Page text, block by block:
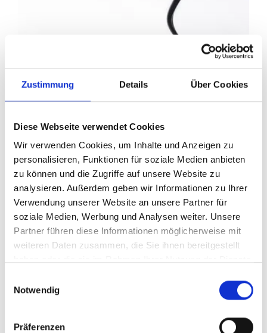
Zustimmung Details Über Cookies
Diese Webseite verwendet Cookies
Wir verwenden Cookies, um Inhalte und Anzeigen zu
personalisieren, Funktionen für soziale Medien anbieten
zu können und die Zugriffe auf unsere Website zu
analysieren. Außerdem geben wir Informationen zu Ihrer
Verwendung unserer Website an unsere Partner für
soziale Medien, Werbung und Analysen weiter. Unsere
Partner führen diese Informationen möglicherweise mit
weiteren Daten zusammen, die Sie ihnen bereitgestellt
Notwendig
Präferenzen
Ihr Partner für optimales
Sehen in Loxstedt
Als erster Ansprechpartner für das gute Sehen sind wir
als Augenoptiker in Loxstedt mehr als „nur“ diejenigen,
die sich um die jeweilige optisch, anatomisch und
ästhetisch perfekt auf Ihre individuellen Wünsche und
auch oft die Ersten, die eventuelle Auffälligkeiten am